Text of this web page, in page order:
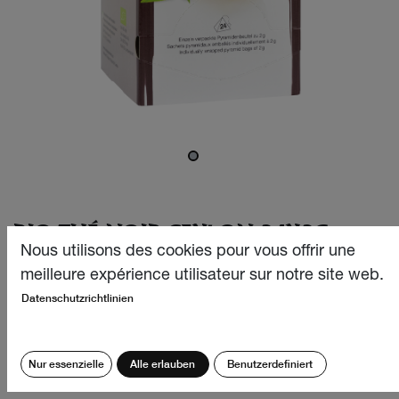
BIO THÉ NOIR CEYLON 24X2G
Ce thé noir bio vivifiant de Ceylan provient des meilleures
jusqu'au soir!
CHF12.40
Nous utilisons des cookies pour vous offrir une
meilleure expérience utilisateur sur notre site web.
Datenschutzrichtlinien
Nur essenzielle Alle erlauben Benutzerdefiniert